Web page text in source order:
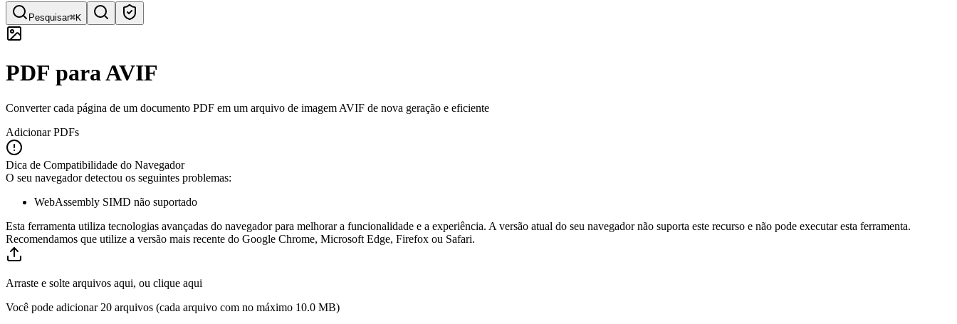
Pesquisar⌘K
Pesquisa rápida de ferramentas
PDF para AVIF
Converter cada página de um documento PDF em um arquivo de imagem AVIF de nova geração e eficiente
Adicionar PDFs
Dica de Compatibilidade do Navegador
O seu navegador detectou os seguintes problemas:
WebAssembly SIMD não suportado
Esta ferramenta utiliza tecnologias avançadas do navegador para melhorar a funcionalidade e a experiência. A versão atual do seu navegador não suporta este recurso e não pode executar esta ferramenta.
Recomendamos que utilize a versão mais recente do Google Chrome, Microsoft Edge, Firefox ou Safari.
Arraste e solte arquivos aqui, ou clique aqui
Você pode adicionar 20 arquivos (cada arquivo com no máximo 10.0 MB)